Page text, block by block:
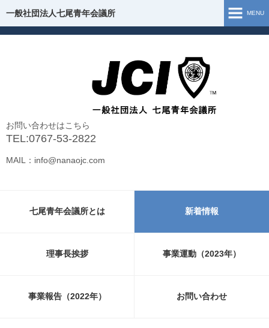
一般社団法人七尾青年会議所
お問い合わせはこちら
TEL:0767-53-2822
MAIL：info@nanaojc.com
MENU
組織図
事業運動（2026年）
新型コロナウイルス 支援・情報
七尾青年会議所とは 新着情報
理事長挨拶 事業運動（2023年）
事業報告（2022年） お問い合わせ